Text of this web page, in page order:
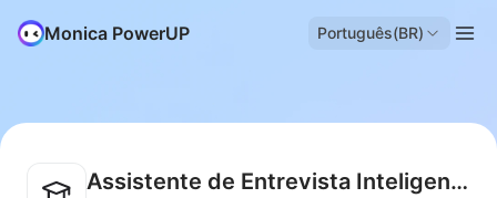
Monica PowerUP Português(BR)
Assistente de Entrevista Inteligente